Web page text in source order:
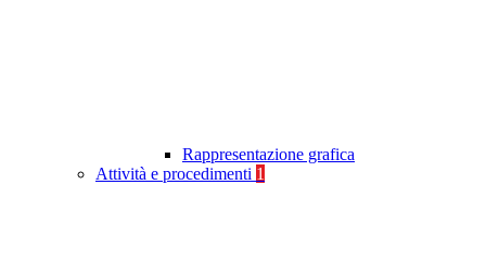
Rappresentazione grafica
Attività e procedimenti 1